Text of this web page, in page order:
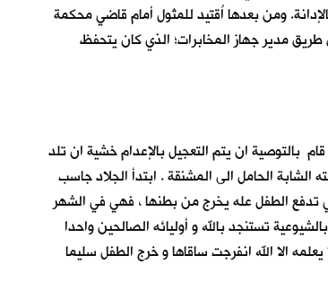
ومن بعدها اُقتيد للمثول أمام قاضي محكمة
طريق مدير جهاز المخابرات؛ الذي كان يتحفظ
بالتوصية ان يتم التعجيل بالإعدام خشية ان تلد
الحامل الى المشنقة . ابتدأ الجلاد جاسب
تدفع الطفل عله يخرج من بطنها ، فهي في الشهر
تستنجد بالله و أوليائه الصالحين واحدا
الا الله انفرجت ساقاها و خرج الطفل سليما